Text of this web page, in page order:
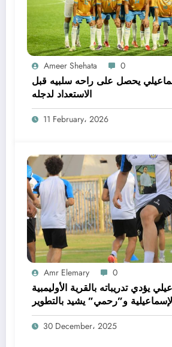
Ameer Shehata 0
يحصل على راحه سلبيه قبل
الاستعداد لدجله
11 February، 2026
Amr Elemary 0
يؤدي تدريباته بالقرية الأوليمبية
و”رحمي” يشيد بالتطوير
30 December، 2025